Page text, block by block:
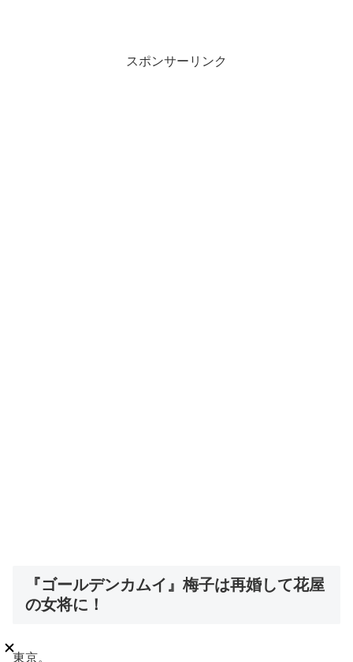
スポンサーリンク
『ゴールデンカムイ』梅子は再婚して花屋
の女将に！
東京。